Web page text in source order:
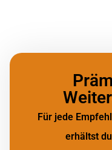
Für jede
erhältst